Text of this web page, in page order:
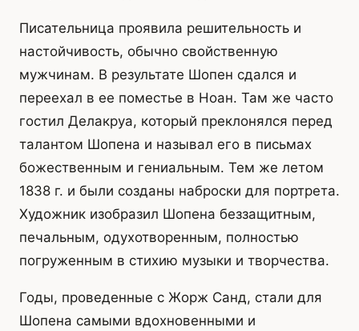
Писательница проявила решительность и
настойчивость, обычно свойственную
мужчинам. В результате Шопен сдался и
переехал в ее поместье в Ноан. Там же часто
гостил Делакруа, который преклонялся перед
талантом Шопена и называл его в письмах
божественным и гениальным. Тем же летом
1838 г. и были созданы наброски для портрета.
Художник изобразил Шопена беззащитным,
печальным, одухотворенным, полностью
погруженным в стихию музыки и творчества.
Годы, проведенные с Жорж Санд, стали для
Шопена самыми вдохновенными и